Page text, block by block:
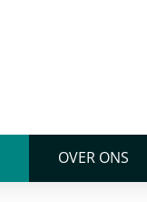
OVER ONS